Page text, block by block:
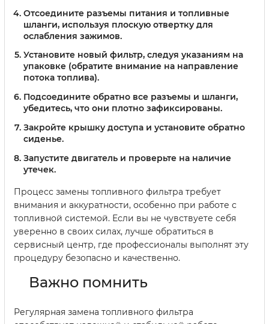
Отсоедините разъемы питания и топливные
шланги, используя плоскую отвертку для
ослабления зажимов.
Установите новый фильтр, следуя указаниям на
упаковке (обратите внимание на направление
потока топлива).
Подсоедините обратно все разъемы и шланги,
убедитесь, что они плотно зафиксированы.
Закройте крышку доступа и установите обратно
сиденье.
Запустите двигатель и проверьте на наличие
утечек.
Процесс замены топливного фильтра требует
внимания и аккуратности, особенно при работе с
топливной системой. Если вы не чувствуете себя
уверенно в своих силах, лучше обратиться в
сервисный центр, где профессионалы выполнят эту
процедуру безопасно и качественно.
Важно помнить
Регулярная замена топливного фильтра